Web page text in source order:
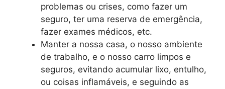
problemas ou crises, como fazer um
seguro, ter uma reserva de emergência,
fazer exames médicos, etc.
Manter a nossa casa, o nosso ambiente
de trabalho, e o nosso carro limpos e
seguros, evitando acumular lixo, entulho,
ou coisas inflamáveis, e seguindo as